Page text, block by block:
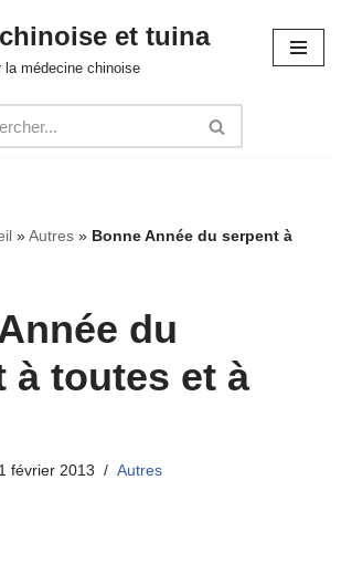
et tuina
la médecine chinoise
»Autres » Bonne Année du serpent à
du
à toutes et à
février 2013 Autres